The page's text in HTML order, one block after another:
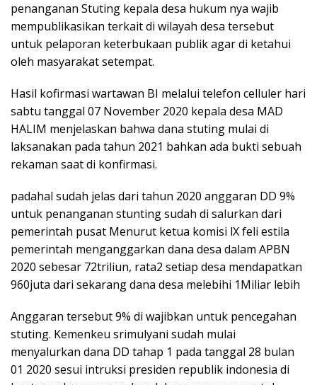
penanganan Stuting kepala desa hukum nya wajib
mempublikasikan terkait di wilayah desa tersebut
untuk pelaporan keterbukaan publik agar di ketahui
oleh masyarakat setempat.
Hasil kofirmasi wartawan BI melalui telefon celluler hari
sabtu tanggal 07 November 2020 kepala desa MAD
HALIM menjelaskan bahwa dana stuting mulai di
laksanakan pada tahun 2021 bahkan ada bukti sebuah
rekaman saat di konfirmasi.
padahal sudah jelas dari tahun 2020 anggaran DD 9%
untuk penanganan stunting sudah di salurkan dari
pemerintah pusat Menurut ketua komisi lX feli estila
pemerintah menganggarkan dana desa dalam APBN
2020 sebesar 72triliun, rata2 setiap desa mendapatkan
960juta dari sekarang dana desa melebihi 1Miliar lebih
Anggaran tersebut 9% di wajibkan untuk pencegahan
stuting. Kemenkeu srimulyani sudah mulai
menyalurkan dana DD tahap 1 pada tanggal 28 bulan
01 2020 sesui intruksi presiden republik indonesia di